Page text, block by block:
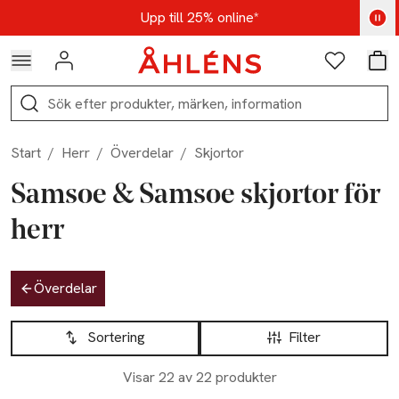
Hoppa till navigationsmenynUpp till 25% online*
Kod: AUG25 - Shoppa nu
Logga in Favoriter
Sök
Start / Herr / Överdelar / Skjortor
Samsoe & Samsoe skjortor för
herr
Hoppa till produktsidan
Överdelar
Hoppa till produktsidan
Filter
Sortering
Visar 22 av 22 produkter
Lista över produkter